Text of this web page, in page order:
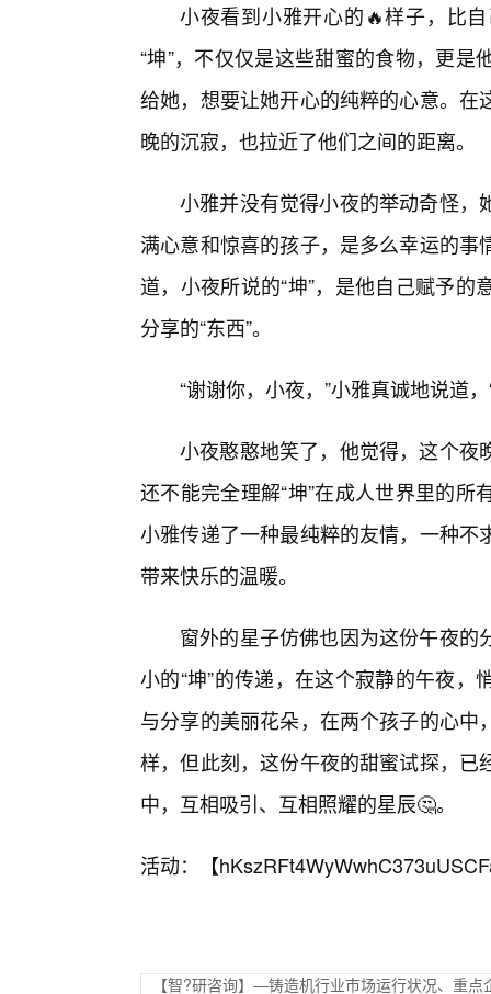
小夜看到小雅开心的🔥样子，比
“坤”，不仅仅是这些甜蜜的食物，更
给她，想要让她开心的纯粹的心意。
晚的沉寂，也拉近了他们之间的距离。
小雅并没有觉得小夜的举动奇怪，
满心意和惊喜的孩子，是多么幸运的
道，小夜所说的“坤”，是他自己赋予
分享的“东西”。
“谢谢你，小夜，”小雅真诚地说道
小夜憨憨地笑了，他觉得，这个夜
还不能完全理解“坤”在成人世界里的
小雅传递了一种最纯粹的友情，一种
带来快乐的温暖。
窗外的星子仿佛也因为这份午夜
小的“坤”的传递，在这个寂静的午夜
与分享的美丽花朵，在两个孩子的心
样，但此刻，这份午夜的甜蜜试探，
中，互相吸引、互相照耀的星辰🤔。
活动：【
【智?研咨询】—铸造机行业市场运行状况、重